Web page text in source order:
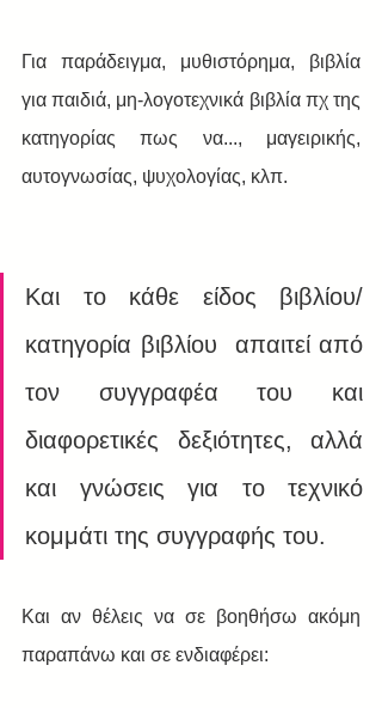
Για παράδειγμα, μυθιστόρημα, βιβλία
για παιδιά, μη-λογοτεχνικά βιβλία πχ της
κατηγορίας πως να..., μαγειρικής,
αυτογνωσίας, ψυχολογίας, κλπ.
Και το κάθε είδος βιβλίου/
κατηγορία βιβλίου  απαιτεί από
τον συγγραφέα του και
διαφορετικές δεξιότητες, αλλά
και γνώσεις για το τεχνικό
κομμάτι της συγγραφής του.
Και αν θέλεις να σε βοηθήσω ακόμη
παραπάνω και σε ενδιαφέρει: